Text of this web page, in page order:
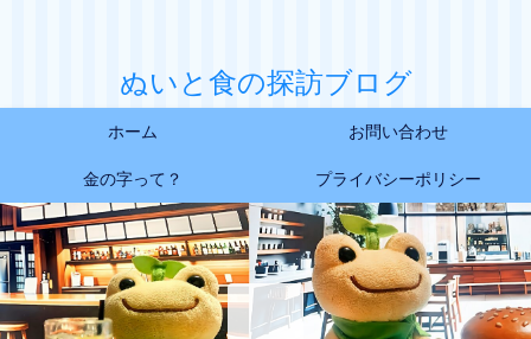
ぬいと食の探訪ブログ
ホーム お問い合わせ
金の字って？ プライバシーポリシー